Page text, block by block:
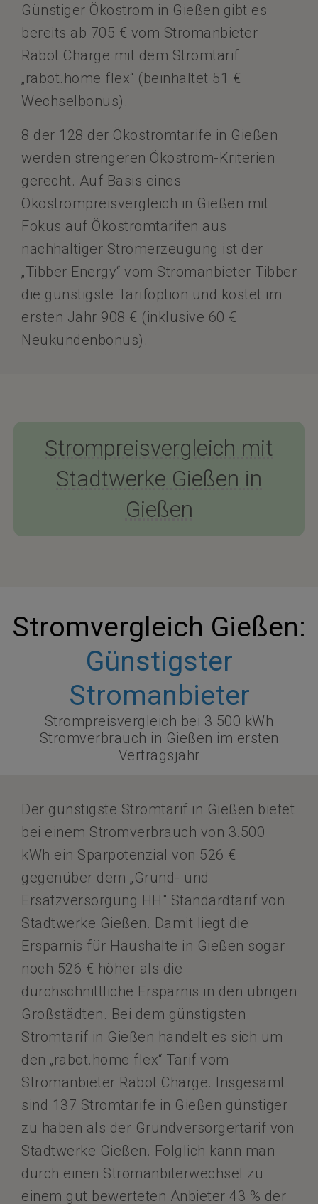
Günstiger Ökostrom in Gießen gibt es
bereits ab 705 € vom Stromanbieter
Rabot Charge mit dem Stromtarif
„rabot.home flex“ (beinhaltet 51 €
Wechselbonus).
8 der 128 der Ökostromtarife in Gießen
werden strengeren Ökostrom-Kriterien
gerecht. Auf Basis eines
Ökostrompreisvergleich in Gießen mit
Fokus auf Ökostromtarifen aus
nachhaltiger Stromerzeugung ist der
„Tibber Energy“ vom Stromanbieter Tibber
die günstigste Tarifoption und kostet im
ersten Jahr 908 € (inklusive 60 €
Neukundenbonus).
Strompreisvergleich mit
Stadtwerke Gießen in
Gießen
Stromvergleich Gießen:
Günstigster
Stromanbieter
Strompreisvergleich bei 3.500 kWh
Stromverbrauch in Gießen im ersten
Vertragsjahr
Der günstigste Stromtarif in Gießen bietet
bei einem Stromverbrauch von 3.500
kWh ein Sparpotenzial von 526 €
gegenüber dem „Grund- und
Ersatzversorgung HH" Standardtarif von
Stadtwerke Gießen. Damit liegt die
Ersparnis für Haushalte in Gießen sogar
noch 526 € höher als die
durchschnittliche Ersparnis in den übrigen
Großstädten. Bei dem günstigsten
Stromtarif in Gießen handelt es sich um
den „rabot.home flex“ Tarif vom
Stromanbieter Rabot Charge. Insgesamt
sind 137 Stromtarife in Gießen günstiger
zu haben als der Grundversorgertarif von
Stadtwerke Gießen. Folglich kann man
durch einen Stromanbiterwechsel zu
einem gut bewerteten Anbieter 43 % der